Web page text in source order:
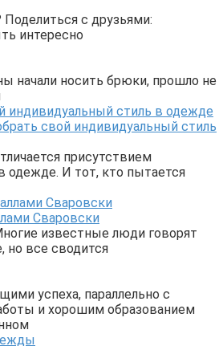
Поделиться с друзьями:
интересно
начали носить брюки, прошло не
свой индивидуальный стиль
присутствием
одежде. И тот, кто пытается
Сваровски
известные люди говорят
но все сводится
успеха, параллельно с
и хорошим образованием